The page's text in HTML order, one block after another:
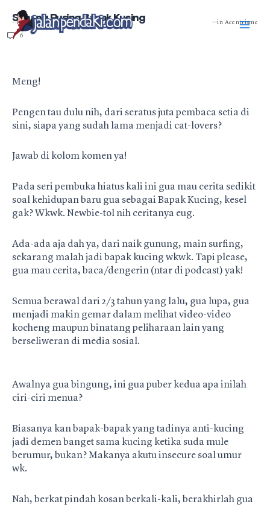
content
Senang Pusing Bapak Kucing
—Published: Jun 10, 2019. —in Acentrisme
6
Meng!
Pengen tau dulu nih, dari seratus juta pembaca setia di
sini, siapa yang sudah lama menjadi cat-lovers?
Jawab di kolom komen ya!
Pada seri pembuka hiatus kali ini gua mau cerita sedikit
soal kehidupan baru gua sebagai Bapak Kucing, kesel
gak? Wkwk. Newbie-tol nih ceritanya eug.
Ada-ada aja dah ya, dari naik gunung, main surfing,
sekarang malah jadi bapak kucing wkwk. Tapi please,
gua mau cerita, baca/dengerin (ntar di podcast) yak!
Semua berawal dari 2/3 tahun yang lalu, gua lupa, gua
menjadi makin gemar dalam melihat video-video
kocheng maupun binatang peliharaan lain yang
berseliweran di media sosial.
Awalnya gua bingung, ini gua puber kedua apa inilah
ciri-ciri menua?
Biasanya kan bapak-bapak yang tadinya anti-kucing
jadi demen banget sama kucing ketika suda mule
berumur, bukan? Makanya akutu insecure soal umur
wk.
Nah, berkat pindah kosan berkali-kali, berakhirlah gua